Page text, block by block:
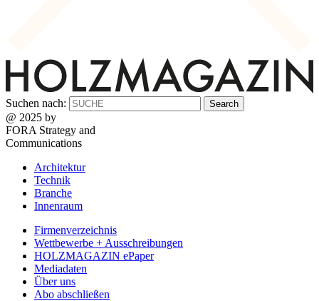
Suchen nach:
@ 2025 by
FORA Strategy and
Communications
Architektur
Technik
Branche
Innenraum
Firmenverzeichnis
Wettbewerbe + Ausschreibungen
HOLZMAGAZIN ePaper
Mediadaten
Über uns
Abo abschließen